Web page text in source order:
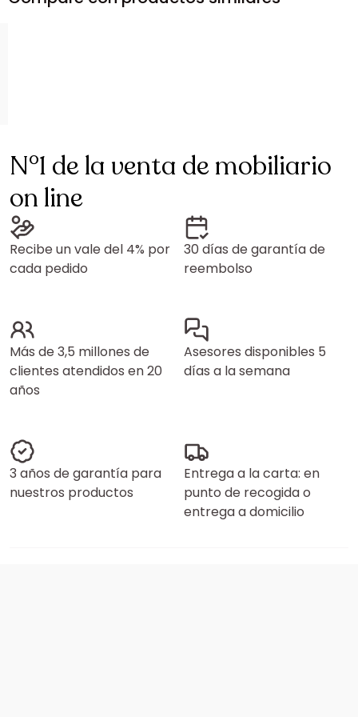
N°1 de la venta de mobiliario
on line
Recibe un vale del 4% por
cada pedido
30 días de garantía de
reembolso
Más de 3,5 millones de
clientes atendidos en 20
años
Asesores disponibles 5
días a la semana
3 años de garantía para
nuestros productos
Entrega a la carta: en
punto de recogida o
entrega a domicilio